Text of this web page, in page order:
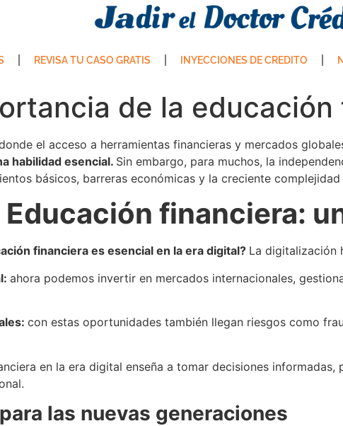
REVISA TU CASO GRATIS INYECCIONES DE CREDITO
de la
el acceso a herramientas financieras y mercados
habilidad esencial. Sin embargo, para muchos, la
básicos, barreras económicas y la creciente
Educación financiera:
financiera es esencial en la era digital? La digitalización
ahora podemos invertir en mercados internacionales,
con estas oportunidades también llegan riesgos como
en la era digital enseña a tomar decisiones
las nuevas generaciones